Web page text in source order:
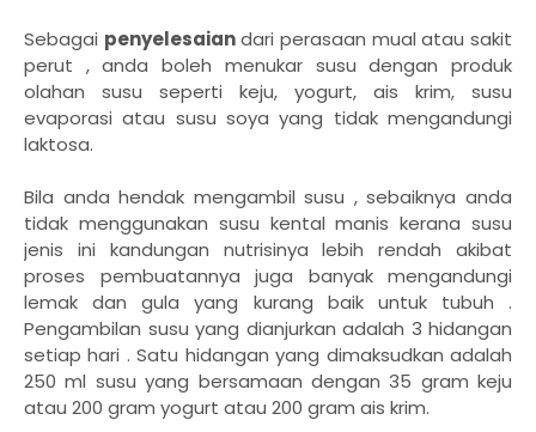
Sebagai penyelesaiandari perasaan mual atau sakit
perut , anda boleh menukar susu dengan produk
olahan susu seperti keju, yogurt, ais krim, susu
evaporasi atau susu soya yang tidak mengandungi
laktosa.
Bila anda hendak mengambil susu , sebaiknya anda
tidak menggunakan susu kental manis kerana susu
jenis ini kandungan nutrisinya lebih rendah akibat
proses pembuatannya juga banyak mengandungi
lemak dan gula yang kurang baik untuk tubuh .
Pengambilan susu yang dianjurkan adalah 3 hidangan
setiap hari . Satu hidangan yang dimaksudkan adalah
250 ml susu yang bersamaan dengan 35 gram keju
atau 200 gram yogurt atau 200 gram ais krim.